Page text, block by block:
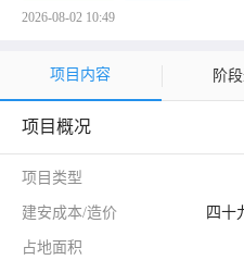
2026-08-02 10:49
项目内容 阶
项目概况
项目类型
建安成本/造价 四十
占地面积